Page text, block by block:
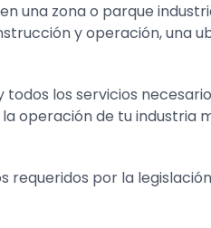
una zona o parque
y operación, una
los servicios
operación de tu industria
requeridos por la